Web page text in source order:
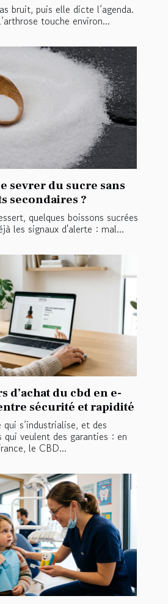
bruit, puis elle dicte l’agenda.
touche environ...
sevrer du sucre sans
secondaires ?
quelques boissons sucrées
les signaux d'alerte : mal...
d’achat du cbd en e-
sécurité et rapidité
qui s’industrialise, et des
qui veulent des garanties : en
le CBD...